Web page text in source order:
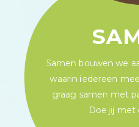
Samen bouwen we
waarin iedereen
graag samen met
Doe jij met